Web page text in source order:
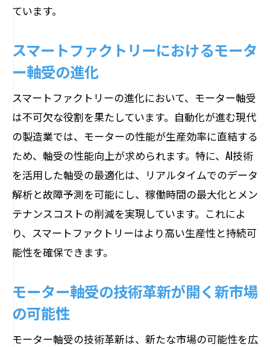
競争力を高めるモーター軸受の最先端技
モーター軸受の革新が企業にもたらす競
争優位性
モーター軸受技術の進化が企業経営に及
ぼす影響
市場競争に勝つためのモーター軸受戦略
モーター軸受が生む新しいビジネスチャ
ンス
競争力強化を支えるモーター軸受の技術
開発
駆動系の未来を担うモーター軸受の可能性
未来の駆動系を支えるモーター軸受の進
モーター軸受が駆動系設計を根本から変
える
ています。
スマートファクトリーにおけるモータ
ー軸受の進化
スマートファクトリーの進化において、モーター軸受
は不可欠な役割を果たしています。自動化が進む現代
の製造業では、モーターの性能が生産効率に直結する
ため、軸受の性能向上が求められます。特に、AI技術
を活用した軸受の最適化は、リアルタイムでのデータ
解析と故障予測を可能にし、稼働時間の最大化とメン
テナンスコストの削減を実現しています。これによ
り、スマートファクトリーはより高い生産性と持続可
能性を確保できます。
モーター軸受の技術革新が開く新市場
の可能性
モーター軸受の技術革新は、新たな市場の可能性を広